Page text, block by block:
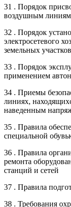
31 . Порядок
воздушным линиям
32 . Порядок
электросетевого
земельных участков
33 . Порядок
применением
34 . Приемы
линиях,
наведенным
35 . Правила
специальной
36 . Правила
ремонта
станций и сетей
37 . Правила
38 . Требования